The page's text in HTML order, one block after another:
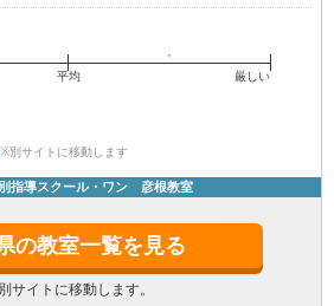
平均 厳しい
※別サイトに移動します
指導スクール・ワン 彦根教室
の教室一覧を見る
サイトに移動します。